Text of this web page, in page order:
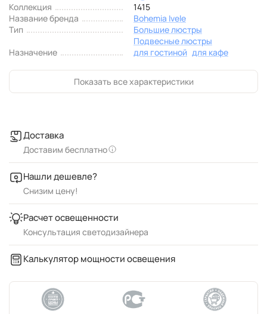
Коллекция
1415
Название бренда
Bohemia Ivele
Тип
Большие люстры
Подвесные люстры
Назначение
для гостиной для кафе
Показать все характеристики
Доставка
Доставим бесплатно
Нашли дешевле?
Снизим цену!
Расчет освещенности
Консультация светодизайнера
Калькулятор мощности освещения